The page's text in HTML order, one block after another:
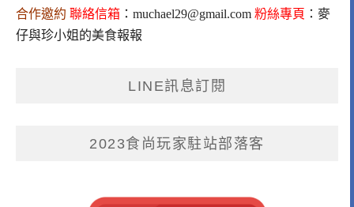
合作邀約 聯絡信箱 ： muchael29@gmail.com 粉絲專頁 ： 麥
仔與珍小姐的美食報報
LINE訊息訂閱
2023食尚玩家駐站部落客